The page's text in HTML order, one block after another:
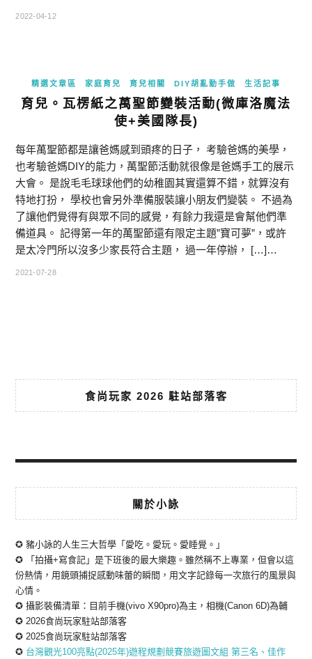
2022-04-12
精選文章區 家庭育兒 育兒相關 DIY胡亂動手做 生活記事
育兒。瓦楞紙之萬聖節變裝活動(微庫洛魔法
使+美國隊長)
每年萬聖節都是讓爸媽感到頭疼的日子， 考驗爸媽的美學，
也考驗爸媽DIY的能力，萬聖節活動就很像是爸媽手工的展示
大會。 是說毛毛球球他們的幼稚園其實還算不錯，就算沒有
特地打扮， 學校也會另外準備服裝讓小朋友們變裝。 不過為
了讓他們覺得有與眾不同的感覺，有餘力我還是會幫他們準
備道具。 記得第一年的萬聖節還有限定主題”寶可夢”，或許
是太冷門所以沒多少家長符合主題， 過一年停辦， […]…
2021-07-28
食尚玩家 2026 駐站部落客
關於小詠
✪ 豬小詠的人生三大哲學「愛吃。愛玩。愛睡覺。」
✪ 「拍攝+寫食記」是下班後的最大樂趣。雖然稱不上專業，但會以這
份熱情，用鏡頭捕捉感動味蕾的瞬間，用文字記錄每一次旅行的風景與
心情。
✪ 攝影裝備清單：目前手機(vivo X90pro)為主，相機(Canon 6D)為輔
✪ 2026食尚玩家駐站部落客
✪ 2025食尚玩家駐站部落客
✪ 台灣觀光100亮點(2025年)遊程規劃競賽旅遊圖文組 第三名、佳作